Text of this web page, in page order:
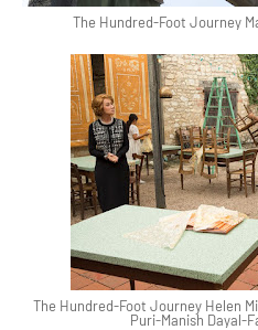
The Hundred-Foot Journey
The Hundred-Foot Journey Helen
Puri-Manish Dayal-